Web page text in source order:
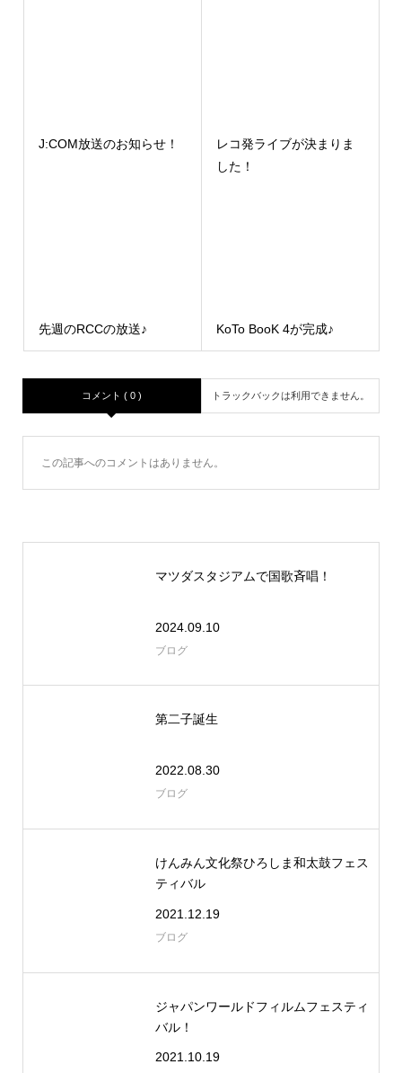
J:COM放送のお知らせ！
レコ発ライブが決まりま
した！
先週のRCCの放送♪ KoTo BooK 4が完成♪
コメント ( 0 ) トラックバックは利用できません。
この記事へのコメントはありません。
マツダスタジアムで国歌斉唱！
2024.09.10
ブログ
第二子誕生
2022.08.30
ブログ
けんみん文化祭ひろしま和太鼓フェス
ティバル
2021.12.19
ブログ
ジャパンワールドフィルムフェスティ
バル！
2021.10.19